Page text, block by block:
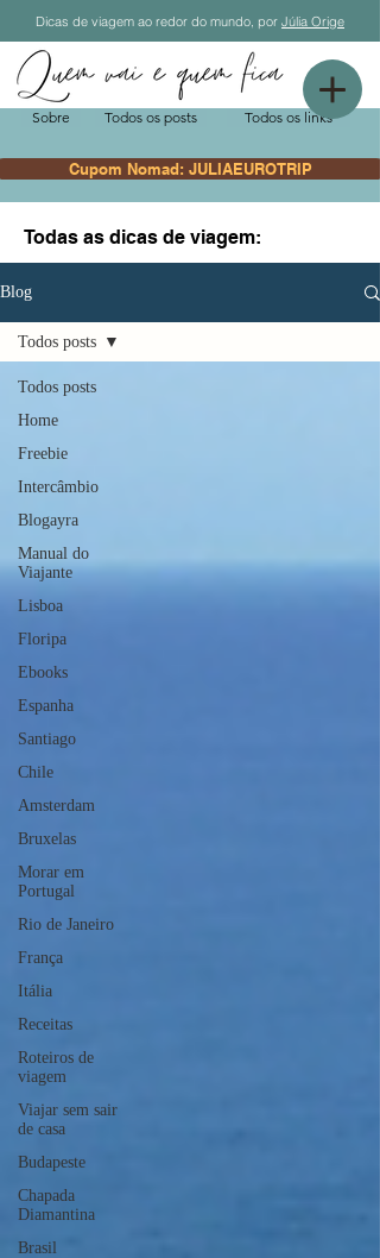
Sobre Todos os posts Todos os links
Cupom Nomad: JULIAEUROTRIP
Dicas de viagem ao redor do mundo, por Júlia Orige
Todas as dicas de viagem:
Blog
Todos posts
Home
Freebie
Intercâmbio
Blogayra
Manual do
Viajante
Lisboa
Floripa
Ebooks
Espanha
Santiago
Chile
Amsterdam
Bruxelas
Morar em
Portugal
Rio de Janeiro
França
Itália
Receitas
Roteiros de
viagem
Viajar sem sair
de casa
Budapeste
Chapada
Diamantina
Brasil
Todos posts